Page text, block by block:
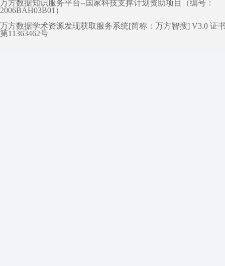
万方数据知识服务平台--国家科技支撑计划资助项目（编号：
2006BAH03B01）
万方数据学术资源发现获取服务系统[简称：万方智搜] V3.0 证
第11363462号